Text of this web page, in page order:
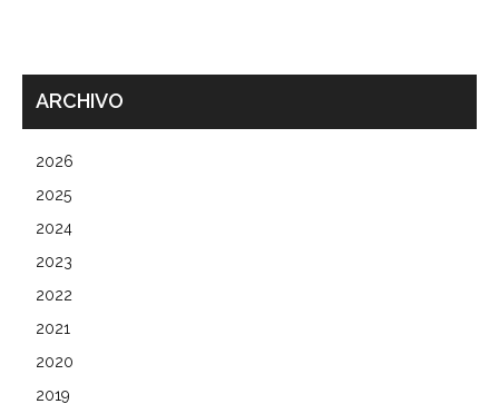
ARCHIVO
2026
2025
2024
2023
2022
2021
2020
2019